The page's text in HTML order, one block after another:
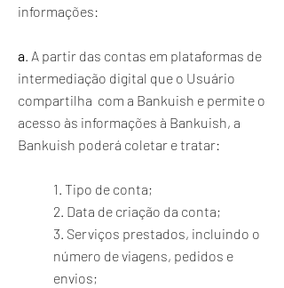
informações:
a. A partir das contas em plataformas de
intermediação digital que o Usuário
compartilha com a Bankuish e permite o
acesso às informações à Bankuish, a
Bankuish poderá coletar e tratar:
1. Tipo de conta;
2. Data de criação da conta;
3. Serviços prestados, incluindo o
número de viagens, pedidos e
envios;